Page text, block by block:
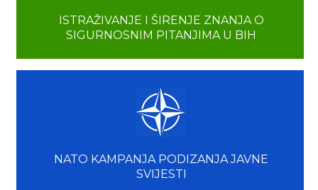
ISTRAŽIVANJE I ŠIRENJE ZNANJA O
SIGURNOSNIM PITANJIMA U BIH
NATO KAMPANJA PODIZANJA JAVNE
SVIJESTI